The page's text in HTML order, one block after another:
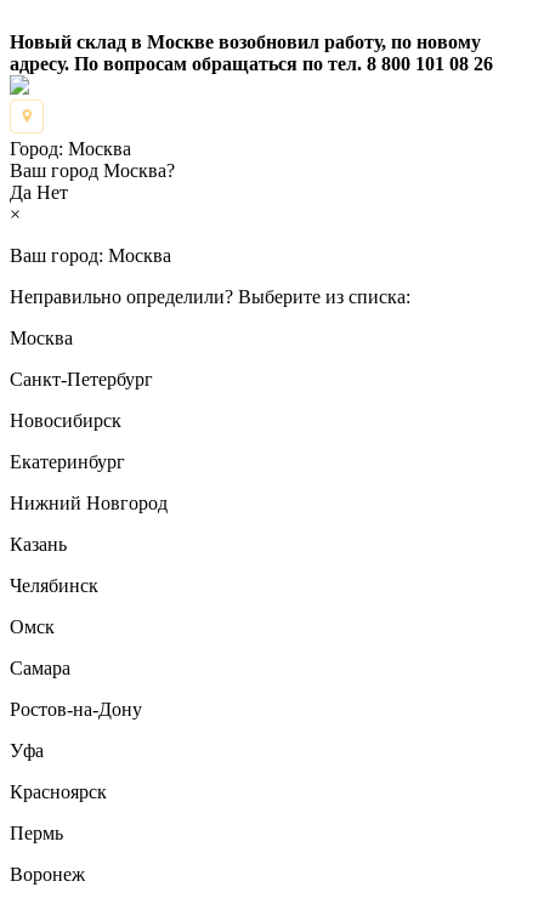
Новый склад в Москве возобновил работу, по новому
адресу. По вопросам обращаться по тел. 8 800 101 08 26
Город: Москва
Ваш город Москва?
Да Нет
×
Ваш город: Москва
Неправильно определили? Выберите из списка:
Москва
Санкт-Петербург
Новосибирск
Екатеринбург
Нижний Новгород
Казань
Челябинск
Омск
Самара
Ростов-на-Дону
Уфа
Красноярск
Пермь
Воронеж